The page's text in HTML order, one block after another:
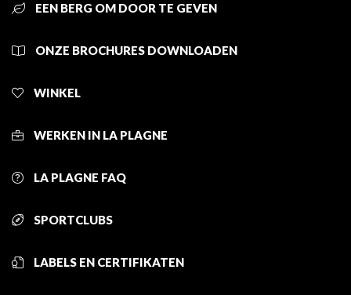
EEN BERG OM DOOR TE GEVEN
ONZE BROCHURES DOWNLOADEN
WINKEL
WERKEN IN LA PLAGNE
LA PLAGNE FAQ
SPORTCLUBS
LABELS EN CERTIFIKATEN